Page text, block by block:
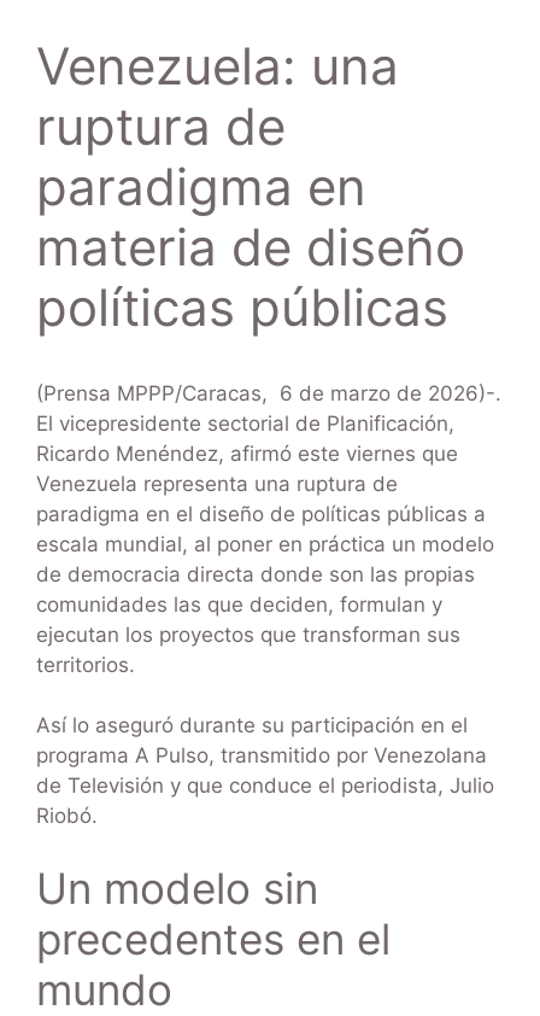
Venezuela: una
ruptura de
paradigma en
materia de diseño
políticas públicas
(Prensa MPPP/Caracas, 6 de marzo de 2026)-.
El vicepresidente sectorial de Planificación,
Ricardo Menéndez, afirmó este viernes que
Venezuela representa una ruptura de
paradigma en el diseño de políticas públicas a
escala mundial, al poner en práctica un modelo
de democracia directa donde son las propias
comunidades las que deciden, formulan y
ejecutan los proyectos que transforman sus
territorios.
Así lo aseguró durante su participación en el
programa A Pulso, transmitido por Venezolana
de Televisión y que conduce el periodista, Julio
Riobó.
Un modelo sin
precedentes en el
mundo